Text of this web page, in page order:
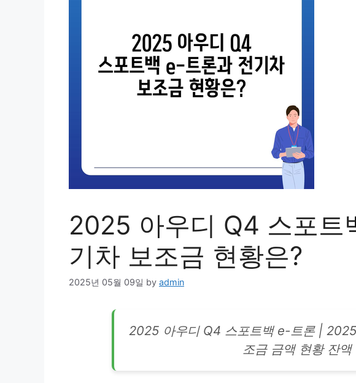
2025 아우디 Q4 스포트
기차 보조금 현황은?
2025년 05월 09일 by admin
2025 아우디 Q4 스포트백 e-트론 |
조금 금액 현황 잔액